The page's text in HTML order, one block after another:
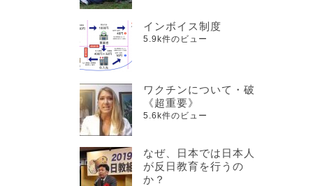
インボイス制度
5.9k件のビュー
ワクチンについて・破
《超重要》
5.6k件のビュー
なぜ、日本では日本人
が反日教育を行うの
か？